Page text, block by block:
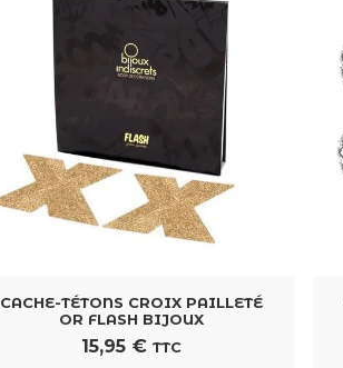
CACHE-TÉTONS CROIX PAILLETÉ
OR FLASH BIJOUX
15,95 € TTC